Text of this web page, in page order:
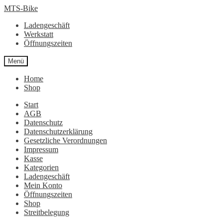
Zur
springen
Zum
springen
MTS-Bike
Ladengeschäft
Werkstatt
Öffnungszeiten
Menü
Home
Shop
Start
AGB
Datenschutz
Datenschutzerklärung
Gesetzliche Verordnungen
Impressum
Kasse
Kategorien
Ladengeschäft
Mein Konto
Öffnungszeiten
Shop
Streitbelegung